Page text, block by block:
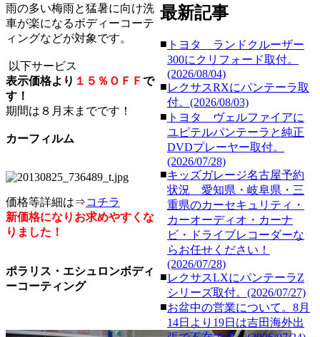
雨の多い梅雨と猛暑に向け洗
車が楽になるボディーコーテ
ィングなどが対象です。
以下サービス
表示価格より １５％ＯＦＦ で
す！
期間は８月末までです！
カーフィルム
価格等詳細は⇒コチラ
新価格になりお求めやすくな
りました！
ポラリス・エシュロンボディ
ーコーティング
最新記事
■ トヨタ ランドクルーザー
300にクリフォード取付。
(2026/08/04)
■レクサスRXにパンテーラ取
付。(2026/08/03)
■ トヨタ ヴェルファイアに
ユピテルパンテーラと純正
DVDプレーヤー取付。
(2026/07/28)
■キッズガレージ名古屋予約
状況 愛知県・岐阜県・三
重県のカーセキュリティ・
カーオーディオ・カーナ
ビ・ドライブレコーダーな
らお任せください！
(2026/07/28)
■レクサスLXにパンテーラZ
シリーズ取付。(2026/07/27)
■お盆中の営業について。8月
14日より19日は吉田海外出